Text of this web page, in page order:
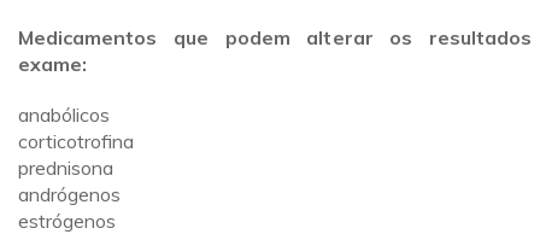
Medicamentos que podem alterar os
exame:
anabólicos
corticotrofina
prednisona
andrógenos
estrógenos